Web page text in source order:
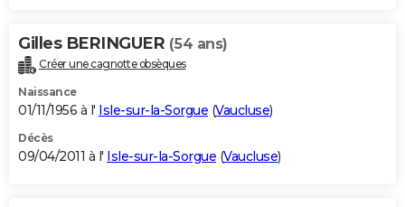
Gilles BERINGUER (54 ans)
Créer une cagnotte obsèques
Naissance
01/11/1956 à l' Isle-sur-la-Sorgue (Vaucluse)
Décès
09/04/2011 à l' Isle-sur-la-Sorgue (Vaucluse)